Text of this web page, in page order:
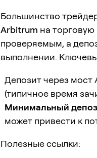
Большинство
Arbitrum на
проверяемым, а
выполнении.
Депозит через мост
(типичное время
Минимальный
может привести к
Полезные ссылки: